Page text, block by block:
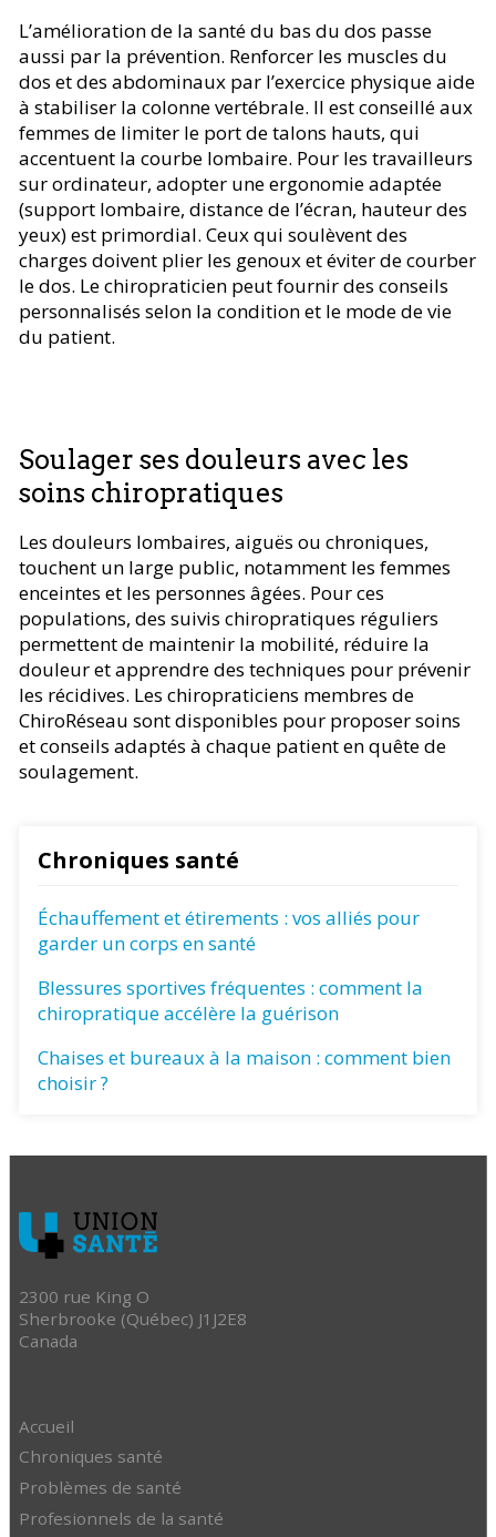
L’amélioration de la santé du bas du dos passe
aussi par la prévention. Renforcer les muscles du
dos et des abdominaux par l’exercice physique aide
à stabiliser la colonne vertébrale. Il est conseillé aux
femmes de limiter le port de talons hauts, qui
accentuent la courbe lombaire. Pour les travailleurs
sur ordinateur, adopter une ergonomie adaptée
(support lombaire, distance de l’écran, hauteur des
yeux) est primordial. Ceux qui soulèvent des
charges doivent plier les genoux et éviter de courber
le dos. Le chiropraticien peut fournir des conseils
personnalisés selon la condition et le mode de vie
du patient.
Soulager ses douleurs avec les
soins chiropratiques
Les douleurs lombaires, aiguës ou chroniques,
touchent un large public, notamment les femmes
enceintes et les personnes âgées. Pour ces
populations, des suivis chiropratiques réguliers
permettent de maintenir la mobilité, réduire la
douleur et apprendre des techniques pour prévenir
les récidives. Les chiropraticiens membres de
ChiroRéseau sont disponibles pour proposer soins
et conseils adaptés à chaque patient en quête de
soulagement.
Chroniques santé
Échauffement et étirements : vos alliés pour
garder un corps en santé
Blessures sportives fréquentes : comment la
chiropratique accélère la guérison
Chaises et bureaux à la maison : comment bien
choisir ?
2300 rue King O
Sherbrooke (Québec) J1J2E8
Canada
Accueil
Chroniques santé
Problèmes de santé
Profesionnels de la santé